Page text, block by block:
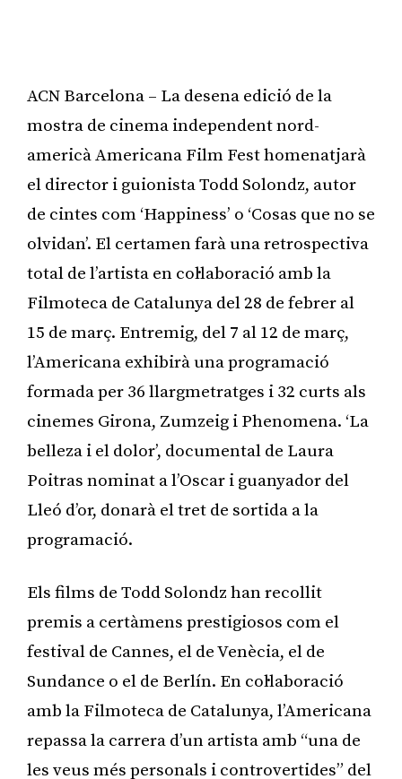
ACN Barcelona – La desena edició de la
mostra de cinema independent nord-
americà Americana Film Fest homenatjarà
el director i guionista Todd Solondz, autor
de cintes com ‘Happiness’ o ‘Cosas que no se
olvidan’. El certamen farà una retrospectiva
total de l’artista en col·laboració amb la
Filmoteca de Catalunya del 28 de febrer al
15 de març. Entremig, del 7 al 12 de març,
l’Americana exhibirà una programació
formada per 36 llargmetratges i 32 curts als
cinemes Girona, Zumzeig i Phenomena. ‘La
belleza i el dolor’, documental de Laura
Poitras nominat a l’Oscar i guanyador del
Lleó d’or, donarà el tret de sortida a la
programació.
Els films de Todd Solondz han recollit
premis a certàmens prestigiosos com el
festival de Cannes, el de Venècia, el de
Sundance o el de Berlín. En col·laboració
amb la Filmoteca de Catalunya, l’Americana
repassa la carrera d’un artista amb “una de
les veus més personals i controvertides” del